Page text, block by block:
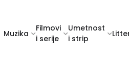
Muzika
Filmovi
i serije
Umetnost
i strip